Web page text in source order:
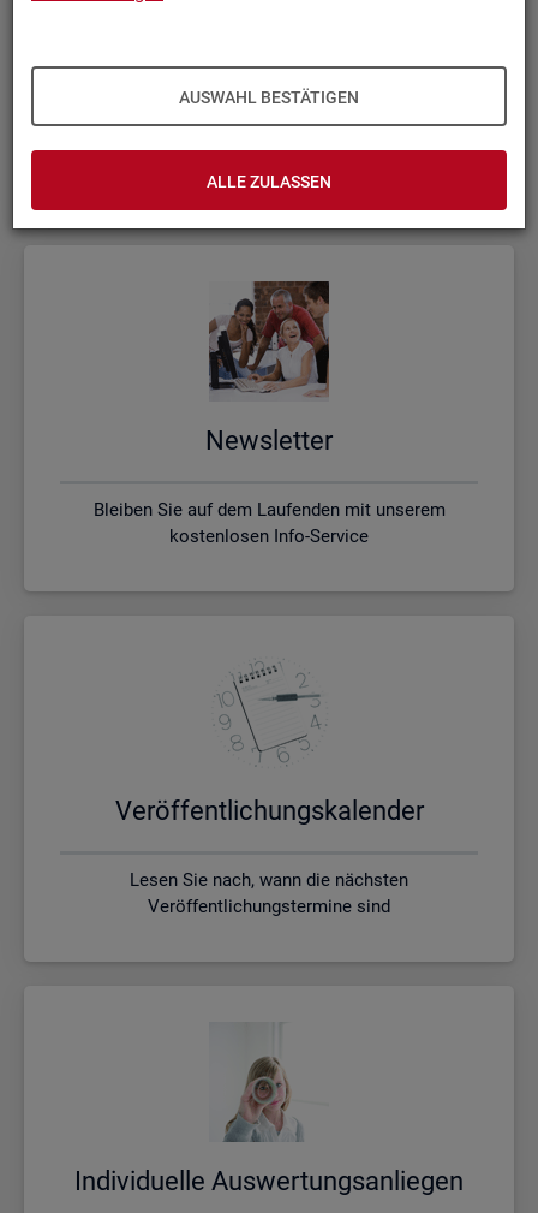
AUSWAHL BESTÄTIGEN
ALLE ZULASSEN
Kon­takt, Feed­back und Kri­tik
News­let­ter
Bleiben Sie auf dem Laufenden mit unserem
kostenlosen Info-Service
Ver­öf­fent­li­chungs­ka­len­der
Lesen Sie nach, wann die nächsten
Veröffentlichungstermine sind
In­di­vi­du­el­le Aus­wer­tungs­an­lie­gen